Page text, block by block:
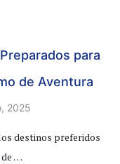
para
de Aventura
2025
destinos preferidos
de …